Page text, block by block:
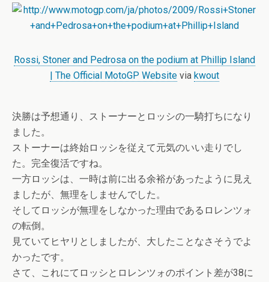
Rossi, Stoner and Pedrosa on the podium at Phillip Island
| The Official MotoGP Website via kwout
決勝は予想通り、ストーナーとロッシの一騎打ちになり
ました。
ストーナーは終始ロッシを従えて元気のいい走りでし
た。完全復活ですね。
一方ロッシは、一時は前に出る余裕があったように見え
ましたが、無理をしませんでした。
そしてロッシが無理をしなかった理由であるロレンツォ
の転倒。
見ていてヒヤリとしましたが、大したことなさそうでよ
かったです。
さて、これにてロッシとロレンツォのポイント差が38に